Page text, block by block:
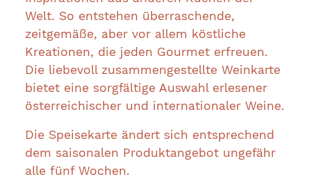
Welt. So entstehen überraschende,
zeitgemäße, aber vor allem köstliche
Kreationen, die jeden Gourmet erfreuen.
Die liebevoll zusammengestellte Weinkarte
bietet eine sorgfältige Auswahl erlesener
österreichischer und internationaler Weine.
Die Speisekarte ändert sich entsprechend
dem saisonalen Produktangebot ungefähr
alle fünf Wochen.